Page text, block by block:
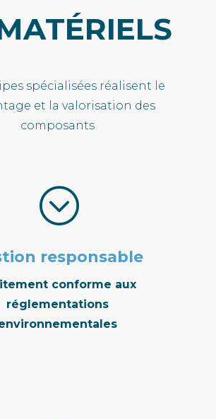
spécialisées réalisent le
et la valorisation des
composants
;
responsable
conforme aux
réglementations